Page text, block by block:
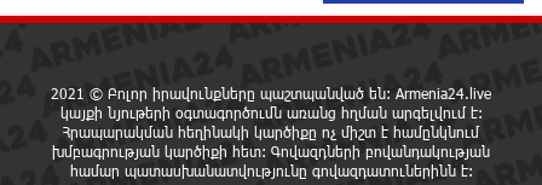
7 ժամ առաջ
Ավետիք Չալաբյանին կալանավորել են
անօրինական հիմքերով. Անահիտ Ադամյան
8 ժամ առաջ
2021 © Բոլոր իրավունքները պաշտպանված են: Armenia24.live
կայքի նյութերի օգտագործումն առանց հղման արգելվում է:
Հրապարակման հեղինակի կարծիքը ոչ միշտ է համընկնում
խմբագրության կարծիքի հետ: Գովազդների բովանդակության
համար պատասխանատվությունը գովազդատուներինն է: